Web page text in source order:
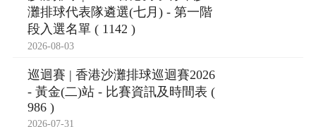
灘排球代表隊遴選(七月) - 第一階
段入選名單 ( 1142 )
2026-08-03
巡迴賽 | 香港沙灘排球巡迴賽2026
- 黃金(二)站 - 比賽資訊及時間表 (
986 )
2026-07-31